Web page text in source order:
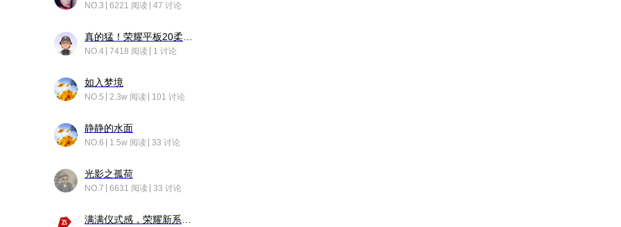
NO.3 6221 阅读 47 讨论
NO.4 7418 阅读 1 讨论
如入梦境
NO.5 2.3w 阅读 101 讨论
静静的水面
NO.6 1.5w 阅读 33 讨论
光影之孤荷
NO.7 6631 阅读 33 讨论